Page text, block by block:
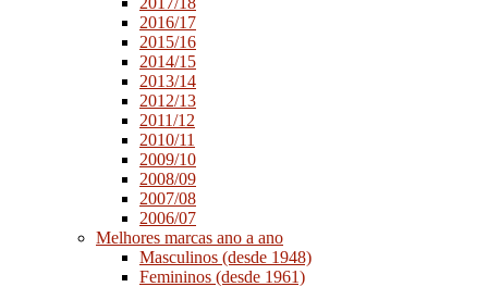
2016/17
2015/16
2014/15
2013/14
2012/13
2011/12
2010/11
2009/10
2008/09
2007/08
2006/07
Melhores marcas ano a ano
Masculinos (desde 1948)
Femininos (desde 1961)